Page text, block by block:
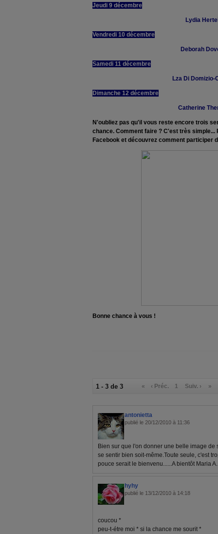
Jeudi 9 décembre
Lydia
Vendredi 10 décembre
Deborah
Samedi 11 décembre
Lza Di Domizio-
Dimanche 12 décembre
Catherine
N'oubliez pas qu'il vous reste encore trois
chance. Comment faire ? C'est très simple...
Facebook et découvrez comment participer
Bonne chance à vous !
1 - 3 de 3 « ‹ Préc. 1 Suiv. › »
antonietta
publié le 20/12/2010 à 11:36
Bien sur que l'on donner une belle image de
se sentir bien soit-même.Toute seule, c'est
pouce serait le bienvenu......A bientôt Maria A.
hyhy
publié le 13/12/2010 à 14:18
coucou *
peu-t-étre moi * si la chance me sourit *